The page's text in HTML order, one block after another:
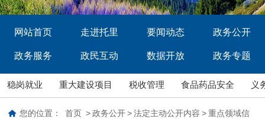
网站首页 走进托里 要闻动态 政务公开
政务服务 政民互动 数据开放 政务专题
稳岗就业 重大建设项目 税收管理 食品药品安全 义
您的位置： 首页 > 政务公开 > 法定主动公开内容 > 重点领域信